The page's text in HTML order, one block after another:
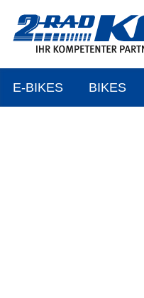
E-BIKES BIKES